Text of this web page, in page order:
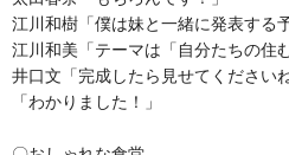
江川和樹「僕は妹と一緒に発表する
江川和美「テーマは「自分たちの住
井口文「完成したら見せてくださいね
「わかりました！」